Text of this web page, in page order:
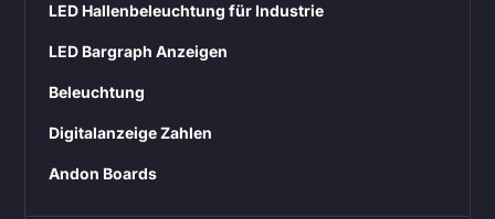
LED Hallenbeleuchtung für Industrie
LED Bargraph Anzeigen
Beleuchtung
Digitalanzeige Zahlen
Andon Boards